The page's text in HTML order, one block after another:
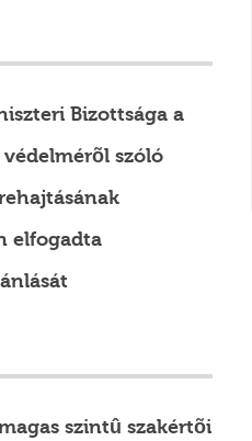
Bizottsága a
szóló
elfogadta
szintû szakértõi